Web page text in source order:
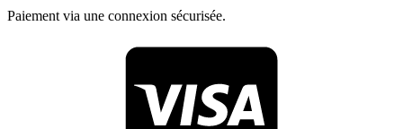
Paiement via une connexion sécurisée.